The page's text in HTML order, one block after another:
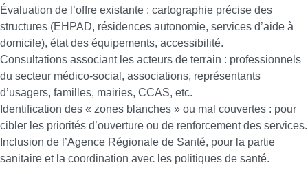
Évaluation de l’offre existante : cartographie précise des
structures (EHPAD, résidences autonomie, services d’aide à
domicile), état des équipements, accessibilité.
Consultations associant les acteurs de terrain : professionnels
du secteur médico-social, associations, représentants
d’usagers, familles, mairies, CCAS, etc.
Identification des « zones blanches » ou mal couvertes : pour
cibler les priorités d’ouverture ou de renforcement des services.
Inclusion de l’Agence Régionale de Santé, pour la partie
sanitaire et la coordination avec les politiques de santé.